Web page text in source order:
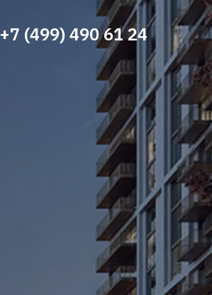
+7 (499) 490 61 24